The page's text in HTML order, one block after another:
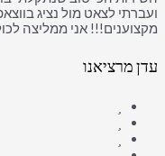
ועברתי לצאט מול נציג
מקצוענים!!! אני ממליצה
עדן מרציאנו